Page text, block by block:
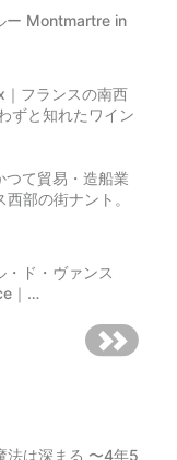
ー Montmartre in
フランスの南西
ずと知れたワイン
て貿易・造船業
部の街ナント。
ド・ヴァンス
｜…
法は深まる 〜4年5